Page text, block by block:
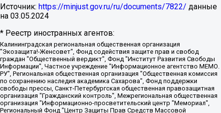
Источник: https://minjust.gov.ru/ru/documents/7822/ данные
на 03.05.2024
* Реестр иностранных агентов:
Калининградская региональная общественная организация "Экозащита!-Женсовет", Фонд содействия защите прав и свобод граждан "Общественный вердикт", Фонд "Институт Развития Свободы Информации", Частное учреждение "Информационное агентство МЕМО. РУ", Региональная общественная организация "Общественная комиссия по сохранению наследия академика Сахарова", Фонд поддержки свободы прессы, Санкт-Петербургская общественная правозащитная организация "Гражданский контроль", Межрегиональная общественная организация "Информационно-просветительский центр "Мемориал", Региональный Фонд "Центр Защиты Прав Средств Массовой Информации", с 05.12.2023 Фонд "Центр Защиты Прав Средств массовой информации", Региональная общественная благотворительная организация помощи беженцам и мигрантам "Гражданское содействие", Негосударственное образовательное учреждение дополнительного профессионального образования (повышение квалификации) специалистов "АКАДЕМИЯ ПО ПРАВАМ ЧЕЛОВЕКА", Свердловская региональная общественная организация "Сутяжник", Автономная некоммерческая организация "Центр независимых социологических исследований", Союз общественных объединений "Российский исследовательский центр по правам человека", Региональное общественное учреждение научно-информационный центр "МЕМОРИАЛ", Некоммерческая организация "Фонд защиты гласности", Автономная некоммерческая организация "Институт прав человека", Городская общественная организация "Екатеринбургское общество "МЕМОРИАЛ", Городская общественная организация "Рязанское историко-просветительское и правозащитное общество "Мемориал" (Рязанский Мемориал), Челябинский региональный орган общественной самодеятельности – женское общественное объединение "Женщины Евразии", Челябинский региональный орган общественной самодеятельности "Уральская правозащитная группа", Фонд содействия защите здоровья и социальной справедливости имени Андрея Рылькова, Автономная Некоммерческая Организация "Аналитический Центр Юрия Левады", Автономная некоммерческая организация социальной поддержки населения "Проект Апрель", Региональная общественная организация помощи женщинам и детям, находящимся в кризисной ситуации "Информационно-методический центр "Анна", Фонд содействия развитию массовых коммуникаций и правовому просвещению "Так-так-Так", Фонд содействия устойчивому развитию "Серебряная тайга", Свердловский региональный общественный фонд социальных проектов "Новое время", "Idel.Реалии", Кавказ.Реалии, Крым.Реалии, Телеканал Настоящее Время, Татаро-башкирская служба Радио Свобода (Azatliq Radiosi), Радио Свободная Европа/Радио Свобода (PCE/PC), "Сибирь.Реалии", "Фактограф", Благотворительный фонд помощи осужденным и их семьям, Автономная некоммерческая организация "Институт глобализации и социальных движений", Фонд "В защиту прав заключенных", Частное учреждение "Центр поддержки и содействия развитию средств массовой информации", Пензенский региональный общественный благотворительный фонд "Гражданский союз", "Север.Реалии", Некоммерческая организация Фонд "Правовая инициатива", Общество с ограниченной ответственностью "Радио Свободная Европа/Радио Свобода", Чешское информационное агентство "MEDIUM-ORIENT", Красноярская региональная общественная организация "Мы против СПИДа", Камалягин Денис Николаевич, Маркелов Сергей Евгеньевич, Пономарев Лев Александрович, Савицкая Людмила Алексеевна, Автономная некоммерческая организация "Центр по работе с проблемой насилия "НАСИЛИЮ.НЕТ", Межрегиональный профессиональный союз работников здравоохранения "Альянс врачей", Юридическое лицо, зарегистрированное в Латвийской Республике, SIA "Medusa Project" (регистрационный номер 40103797863, дата регистрации 10.06.2014), Некоммерческая организация "Фонд по борьбе с коррупцией", Автономная некоммерческая организация "Институт права и публичной политики", Баданин Роман Сергеевич, Гликин Максим Александрович, Железнова Мария Михайловна, Лукьянова Юлия Сергеевна, Маетная Елизавета Витальевна, Маняхин Петр Борисович, Чуракова Ольга Владимировна, Ярош Юлия Петровна, Юридическое лицо "The Insider SIA", зарегистрированное в Риге, Латвийская Республика (дата регистрации 26.06.2015), являющееся администратором доменного имени интернет-издания "The Insider SIA", https://theins.ru, Постернак Алексей Евгеньевич, Рубин Михаил Аркадьевич, Анин Роман Александрович, Юридическое лицо Istories fonds, зарегистрированное в Латвийской Республике (регистрационный номер 50008295751, дата регистрации 24.02.2020), Великовский Дмитрий Александрович, Долинина Ирина Николаевна, Мароховская Алеся Алексеевна, Шлейнов Роман Юрьевич, Шмагун Олеся Валентиновна, Общество с ограниченной ответственностью "Альтаир 2021", Общество с ограниченной ответственностью "Вега 2021", Общество с ограниченной ответственностью "Главный редактор 2021", Общество с ограниченной ответственностью "Ромашки монолит", Важенков Артем Валерьевич, Ивановская областная общественная организация "Центр гендерных исследований", Гурман Юрий Альбертович, Медиапроект "ОВД-Инфо", Егоров Владимир Владимирович, Жилинский Владимир Александрович, Общество с ограниченной ответственностью "ЗП", Иванова София Юрьевна, Карезина Инна Павловна, Кильтау Екатерина Викторовна, Петров Алексей Викторович, Пискунов Сергей Евгеньевич, Смирнов Сергей Сергеевич, Тихонов Михаил Сергеевич, Общество с ограниченной ответственностью "ЖУРНАЛИСТ-ИНОСТРАННЫЙ АГЕНТ", Арапова Галина Юрьевна, Вольтская Татьяна Анатольевна, Американская компания "Mason G.E.S. Anonymous Foundation" (США), являющаяся владельцем интернет-издания https://mnews.world/, Компания "Stichting Bellingcat", зарегистрированная в Нидерландах (дата регистрации 11.07.2018), Захаров Андрей Вячеславович, Клепиковская Екатерина Дмитриевна, Общество с ограниченной ответственностью "МЕМО", Перл Роман Александрович, Симонов Евгений Алексеевич, Соловьева Елена Анатольевна, Сотников Даниил Владимирович, Сурначева Елизавета Дмитриевна, Автономная некоммерческая организация по защите прав человека и информированию населения "Якутия – Наше Мнение", Общество с ограниченной ответственностью "Москоу диджитал медиа", с 26.01.2023 Общество с ограниченной ответственностью "Чайка Белые сады", Ветошкина Валерия Валерьевна, Заговора Максим Александрович, Межрегиональное общественное движение "Российская ЛГБТ - сеть", Оленичев Максим Владимирович, Павлов Иван Юрьевич, Скворцова Елена Сергеевна, Общество с ограниченной ответственностью "Как бы инагент", Кочетков Игорь Викторович, Общество с ограниченной ответственностью "Честные выборы", Еланчик Олег Александрович, Общество с ограниченной ответственностью "Нобелевский призыв", Гималова Регина Эмилевна, Григорьев Андрей Валерьевич, Григорьева Алина Александровна, Ассоциация по содействию защите прав призывников, альтернативнослужащих и военнослужащих "Правозащитная группа "Гражданин.Армия.Право", Хисамова Регина Фаритовна, Автономная некоммерческая организация по реализации социально-правовых программ "Лилит", Дальневосточное общественное движение "Маяк", Санкт-Петербургская ЛГБТ-инициативная группа "Выход", Инициативная группа ЛГБТ+ "Реверс", Алексеев Андрей Викторович, Бекбулатова Таисия Львовна, Беляев Иван Михайлович, Владыкина Елена Сергеевна, Гельман Марат Александрович, Никульшина Вероника Юрьевна, Толоконникова Надежда Андреевна, Шендерович Виктор Анатольевич, Общество с ограниченной ответственностью "Данное сообщение", Общество с ограниченной ответственностью Издательский дом "Новая глава", Айнбиндер Александра Александровна, Московский комьюнити-центр для ЛГБТ+инициатив, Благотворительный фонд развития филантропии, Deutsche Welle (Германия, Kurt-Schumacher-Strasse 3, 53113 Bonn), Борзунова Мария Михайловна, Воробьев Виктор Викторович, Голубева Анна Львовна, Константинова Алла Михайловна, Малкова Ирина Владимировна, Мурадов Мурад Абдулгалимович, Осетинская Елизавета Николаевна, Понасенков Евгений Николаевич, Ганапольский Матвей Юрьевич, Киселев Евгений Алексеевич, Борухович Ирина Григорьевна, Дремин Иван Тимофеевич, Дубровский Дмитрий Викторович, Красноярская региональная общественная организация поддержки и развития альтернативных образовательных технологий и межкультурных коммуникаций "ИНТЕРРА", Маяковская Екатерина Алексеевна, Фейгин Марк Захарович, Филимонов Андрей Викторович, Дзугкоева Регина Николаевна, Доброхотов Роман Александрович, Дудь Юрий Александрович, Елкин Сергей Владимирович, Кругликов Кирилл Игоревич, Сабунаева Мария Леонидовна, Семенов Алексей Владимирович, Шаинян Карен Багратович, Шульман Екатерина Михайловна, Асафьев Артур Валерьевич, Вахштайн Виктор Семенович, Венедиктов Алексей Алексеевич, Лушникова Екатерина Евгеньевна, Волков Леонид Михайлович, Невзоров Александр Глебович, Пархоменко Сергей Борисович, Сироткин Ярослав Николаевич, Кара-Мурза Владимир Владимирович, Баранова Наталья Владимировна, Гозман Леонид Яковлевич, Кагарлицкий Борис Юльевич, Климарев Михаил Валерьевич, Милов Владимир Станиславович, Автономная некоммерческая организация Краснодарский центр современного искусства "Типография", Моргенштерн Алишер Тагирович, Соболь Любовь Эдуардовна, Общество с ограниченной ответственностью "ЛИЗА НОРМ", Каспаров Гарри Кимович, Ходорковский Михаил Борисович, Общество с ограниченной ответственностью "Апрельские тезисы", Данилович Ирина Брониславовна, Кашин Олег Владимирович, Петров Николай Владимирович, Пивоваров Алексей Владимирович, Соколов Михаил Владимирович, Цветкова Юлия Владимировна, Чичваркин Евгений Александрович, Комитет против пыток/Команда против пыток, Общество с ограниченной ответственностью "Первый научный", Общество с ограниченной ответственностью "Вертолет и ко", Белоцерковская Вероника Борисовна, Кац Максим Евгеньевич, Лазарева Татьяна Юрьевна, Шаведдинов Руслан Табризович, Яшин Илья Валерьевич, Общество с ограниченной ответственностью "Иноагент ААВ", Алешковский Дмитрий Петрович, Альбац Евгения Марковна, Быков Дмитрий Львович, Галямина Юлия Евгеньевна, Лойко Сергей Леонидович, Мартынов Кирилл Константинович, Медведев Сергей Александрович, Крашенинников Федор Геннадиевич, Гордеева Катерина Вл